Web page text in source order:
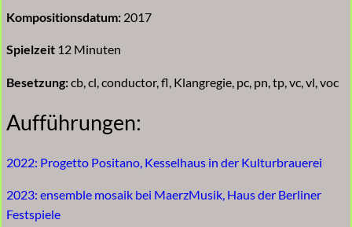
Kompositionsdatum: 2017
Spielzeit 12 Minuten
Besetzung:cb, cl, conductor, fl, Klangregie, pc, pn, tp, vc, vl, voc
Aufführungen:
2022: Progetto Positano, Kesselhaus in der Kulturbrauerei
2023: ensemble mosaik bei MaerzMusik, Haus der Berliner
Festspiele